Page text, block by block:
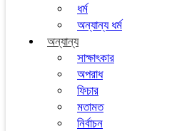
ধর্ম
অন্যান্য ধর্ম
অন্যান্য
সাক্ষাৎকার
অপরাধ
ফিচার
মতামত
নির্বাচন